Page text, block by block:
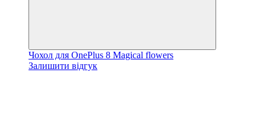
Чохол для OnePlus 8 Magical flowers
Залишити відгук